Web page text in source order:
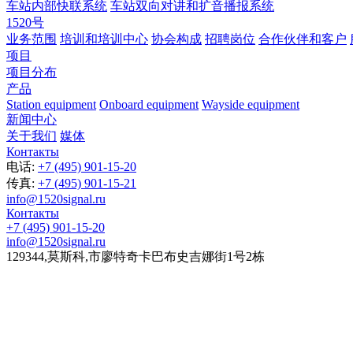
车站内部快联系统 车站双向对讲和扩音播报系统
1520号
业务范围 培训和培训中心 协会构成 招聘岗位 合作伙伴和客户
项目
项目分布
产品
Station equipment Onboard equipment Wayside equipment
新闻中心
关于我们 媒体
Контакты
电话: +7 (495) 901-15-20
传真: +7 (495) 901-15-21
info@1520signal.ru
Контакты
+7 (495) 901-15-20
info@1520signal.ru
129344,莫斯科,市廖特奇卡巴布史吉娜街1号2栋